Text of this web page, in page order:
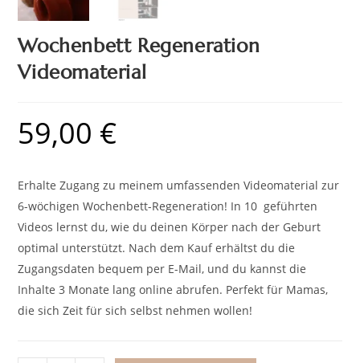
Wochenbett Regeneration
Videomaterial
59,00 €
Erhalte Zugang zu meinem umfassenden Videomaterial zur
6-wöchigen Wochenbett-Regeneration! In 10 geführten
Videos lernst du, wie du deinen Körper nach der Geburt
optimal unterstützt. Nach dem Kauf erhältst du die
Zugangsdaten bequem per E-Mail, und du kannst die
Inhalte 3 Monate lang online abrufen. Perfekt für Mamas,
die sich Zeit für sich selbst nehmen wollen!